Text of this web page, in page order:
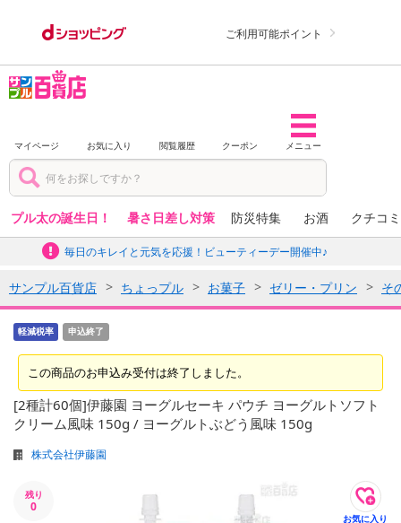
ご利用可能ポイント
マイページ お気に入り 閲覧履歴 クーポン メニュー
プル太の誕生日！ 暑さ日差し対策 防災特集 お酒 クチコ
毎日のキレイと元気を応援！ビューティーデー開催中♪
サンプル百貨店 ちょっプル お菓子 ゼリー・プリン そ
軽減税率 申込終了
この商品のお申込み受付は終了しました。
[2種計60個]伊藤園 ヨーグルセーキ パウチ ヨーグルトソフト
クリーム風味 150g / ヨーグルトぶどう風味 150g
株式会社伊藤園
残り
0